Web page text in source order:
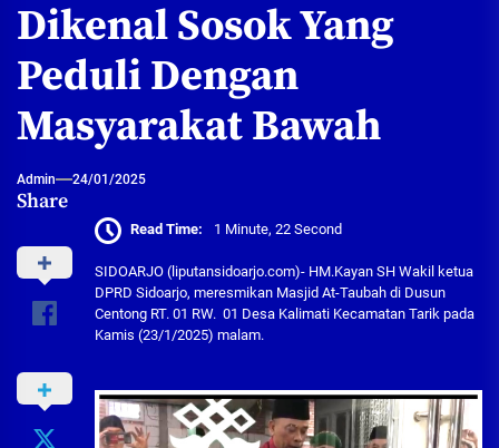
Dikenal Sosok Yang
Peduli Dengan
Masyarakat Bawah
Admin 24/01/2025
Share
Read Time: 1 Minute, 22 Second
SIDOARJO (liputansidoarjo.com)- HM.Kayan SH Wakil ketua
DPRD Sidoarjo, meresmikan Masjid At-Taubah di Dusun
Centong RT. 01 RW. 01 Desa Kalimati Kecamatan Tarik pada
Kamis (23/1/2025) malam.